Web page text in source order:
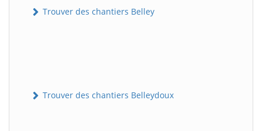
Trouver des chantiers Belley
Trouver des chantiers Belleydoux